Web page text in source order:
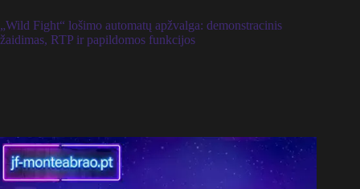
„Wild Fight“ lošimo automatų apžvalga: demonstracinis
žaidimas, RTP ir papildomos funkcijos